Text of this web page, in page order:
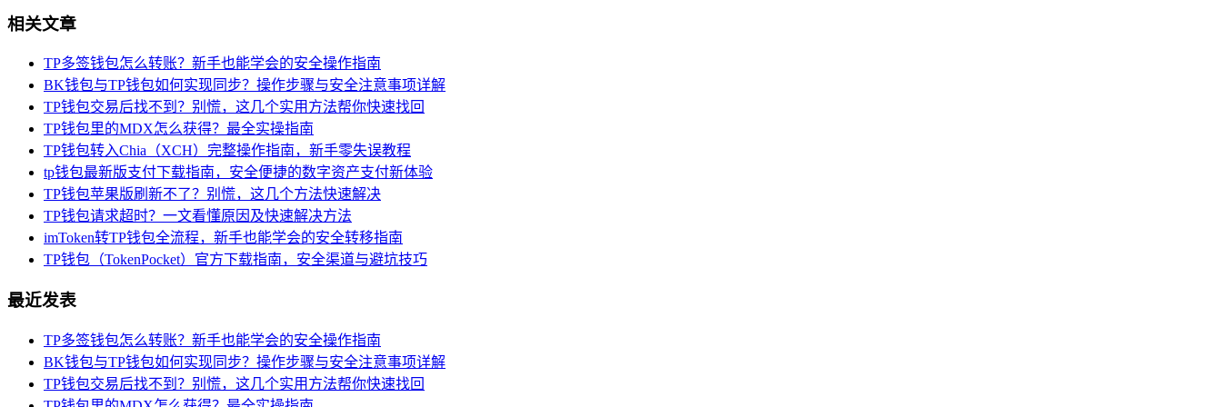
相关文章
TP多签钱包怎么转账？新手也能学会的安全操作指南
BK钱包与TP钱包如何实现同步？操作步骤与安全注意事项详解
TP钱包交易后找不到？别慌，这几个实用方法帮你快速找回
TP钱包里的MDX怎么获得？最全实操指南
TP钱包转入Chia（XCH）完整操作指南，新手零失误教程
tp钱包最新版支付下载指南，安全便捷的数字资产支付新体验
TP钱包苹果版刷新不了？别慌，这几个方法快速解决
TP钱包请求超时？一文看懂原因及快速解决方法
imToken转TP钱包全流程，新手也能学会的安全转移指南
TP钱包（TokenPocket）官方下载指南，安全渠道与避坑技巧
最近发表
TP多签钱包怎么转账？新手也能学会的安全操作指南
BK钱包与TP钱包如何实现同步？操作步骤与安全注意事项详解
TP钱包交易后找不到？别慌，这几个实用方法帮你快速找回